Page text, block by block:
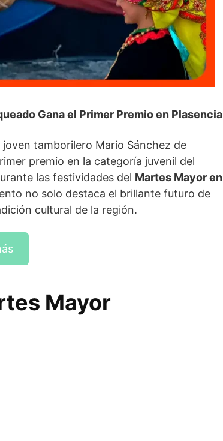
Gana el Primer Premio en Plasencia
tamborilero Mario Sánchez de
premio en la categoría juvenil del
las festividades del Martes Mayor en
no solo destaca el brillante futuro de
cultural de la región.
Mayor